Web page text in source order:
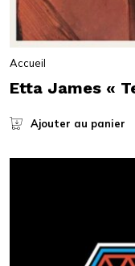
Accueil
Etta James «
Ajouter au panier